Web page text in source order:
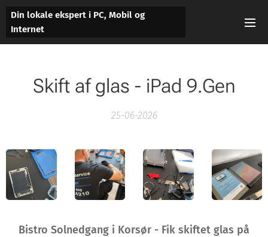
Din lokale ekspert i PC, Mobil og
Internet
Skift af glas - iPad 9.Gen
25-06-2026
Bistro Solnedgang i Korsør - Fik skiftet glas på